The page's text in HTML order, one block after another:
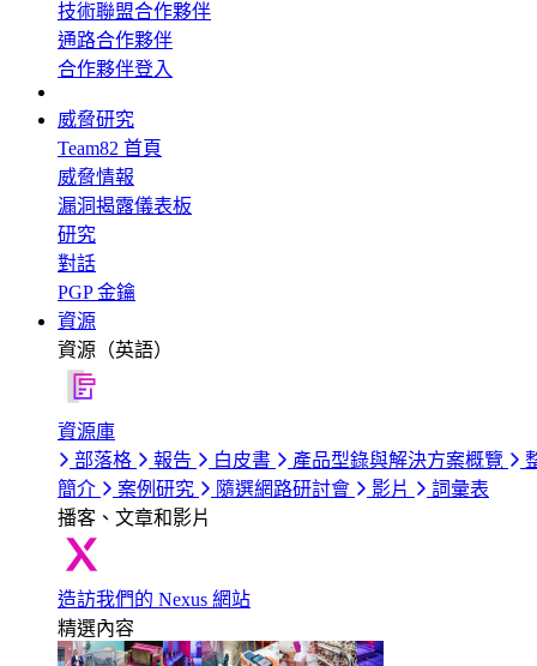
技術聯盟合作夥伴
通路合作夥伴
合作夥伴登入
威脅研究
Team82 首頁
威脅情報
漏洞揭露儀表板
研究
對話
PGP 金鑰
資源
資源（英語）
資源庫
部落格
報告 白皮書 產品型錄與解決方案概覽
簡介
案例研究 隨選網路研討會 影片
詞彙表
播客、文章和影片
造訪我們的 Nexus 網站
精選內容